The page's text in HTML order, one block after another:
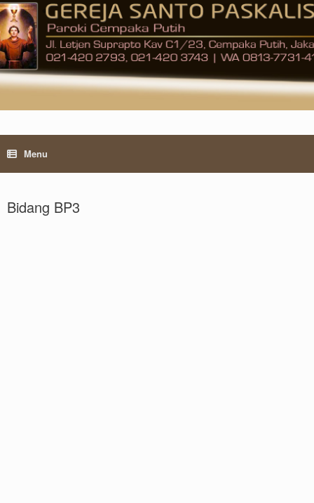
Skip
to
content
Menu
Bidang BP3